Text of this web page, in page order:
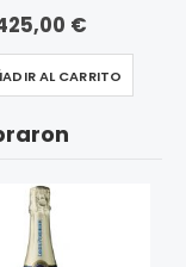
€
AL CARRITO